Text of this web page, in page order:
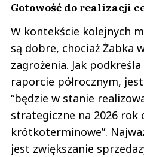
Gotowość do realizacji
W kontekście kolejnych
są dobre, chociaż Żabka
zagrożenia. Jak
raporcie półrocznym,
“będzie w stanie
strategiczne na 2026 rok
krótkoterminowe”.
jest zwiększanie